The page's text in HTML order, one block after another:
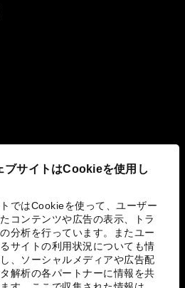
ブサイトはCookieを使用し
ではCookieを使って、ユーザー
コンテンツや広告の表示、トラ
分析を行っています。またユー
サイトの利用状況についても情
、ソーシャルメディアや広告配
解析の各パートナーに情報を共
組み